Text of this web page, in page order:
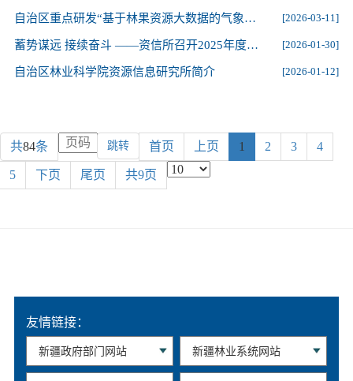
自治区重点研发“基于林果资源大数据的气象灾害智能监测研究”项目2025年度工作总结暨2026年度工作计划研讨会顺利召开 [2026-03-11]
蓄势谋远 接续奋斗 ——资信所召开2025年度工作总结暨“十五五”规划研讨会 [2026-01-30]
自治区林业科学院资源信息研究所简介 [2026-01-12]
共84条 跳转 首页 上页 1 2 3 4
5 下页 尾页 共9页
友情链接：